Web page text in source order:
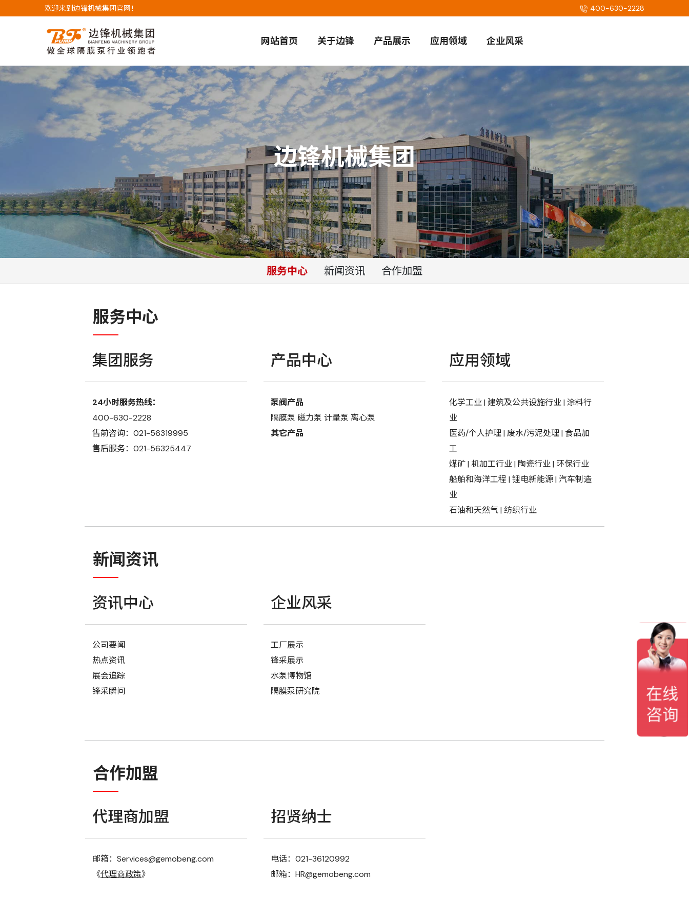
欢迎来到边锋机械集团官网！ 400-630-2228
网站首页 关于边锋 产品展示 应用领域 企业风采
边锋机械集团
服务中心 新闻资讯 合作加盟
服务中心
集团服务
24小时服务热线：
400-630-2228
售前咨询：021-56319995
售后服务：021-56325447
产品中心
泵阀产品
隔膜泵 磁力泵 计量泵 离心泵
其它产品
应用领域
化学工业| 建筑及公共设施行业| 涂料行
业
医药/个人护理| 废水/污泥处理| 食品加
工
煤矿| 机加工行业| 陶瓷行业| 环保行业
船舶和海洋工程 | 锂电新能源| 汽车制造
业
石油和天然气| 纺织行业
新闻资讯
资讯中心
公司要闻
热点资讯
展会追踪
锋采瞬间
企业风采
工厂展示
锋采展示
水泵博物馆
隔膜泵研究院
合作加盟
代理商加盟
邮箱：Services@gemobeng.com
《代理商政策》
招贤纳士
电话：021-36120992
邮箱：HR@gemobeng.com